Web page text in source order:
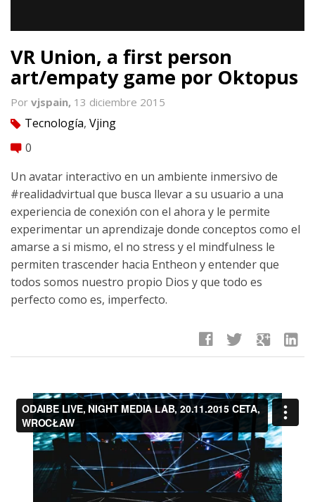
VR Union, a first person
art/empaty game por Oktopus
Por vjspain, 13 diciembre 2015
tag Tecnología, Vjing
comment 0
Un avatar interactivo en un ambiente inmersivo de
‪#‎realidadvirtual‬ ‪que busca llevar a su usuario a una
experiencia de conexión con el ahora y le permite
experimentar un aprendizaje donde conceptos como el
amarse a si mismo, el no stress y el mindfulness le
permiten trascender hacia Entheon y entender que
todos somos nuestro propio Dios y que todo es
perfecto como es, imperfecto.
facebook twitter google linkedin